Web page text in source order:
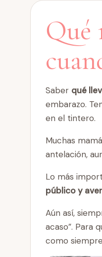
Qué
Saber qué
embarazo.
en el tintero.
Muchas
antelación,
Lo más
público y
Aún así,
acaso”. Para
como